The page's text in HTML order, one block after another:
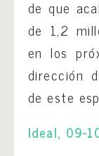
de que
de 1,2
en los
dirección
de este
Ideal, 09-